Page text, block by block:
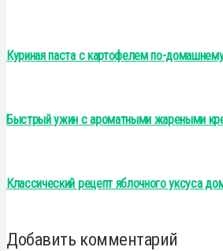
Куриная паста с картофелем по-
Быстрый ужин с ароматными жареными
Классический рецепт яблочного уксуса
Добавить комментарий